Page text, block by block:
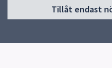
Tillåt endast